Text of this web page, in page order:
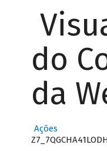
do
da
Ações